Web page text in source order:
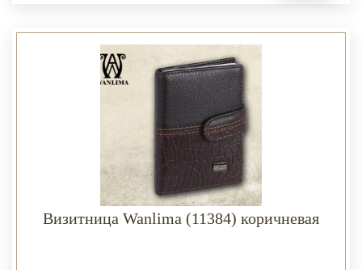
Визитница Wanlima (11384) коричневая